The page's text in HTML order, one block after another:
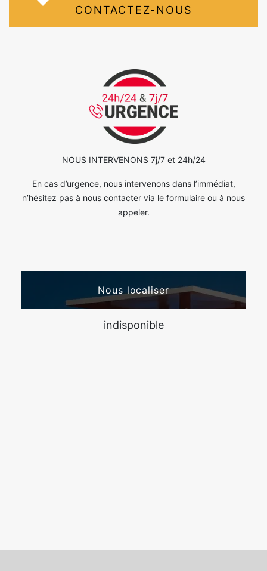
CONTACTEZ-NOUS
NOUS INTERVENONS 7j/7 et 24h/24
En cas d’urgence, nous intervenons dans l’immédiat,
n’hésitez pas à nous contacter via le formulaire ou à nous
appeler.
Nous localiser
indisponible